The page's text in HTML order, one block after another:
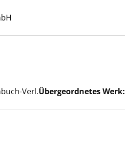
Verl.Übergeordnetes Werk: